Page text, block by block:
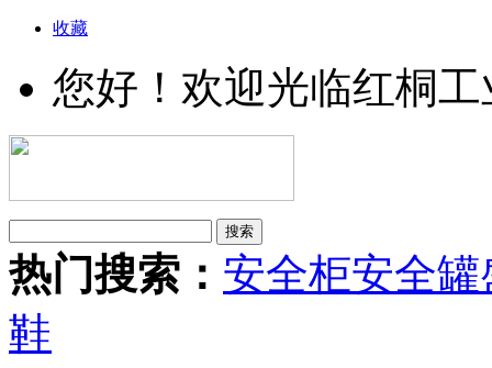
收藏
您好！欢迎光临红桐
热门搜索： 安全柜安全罐
鞋